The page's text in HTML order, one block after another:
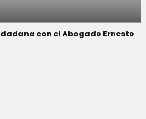
con el Abogado Ernesto